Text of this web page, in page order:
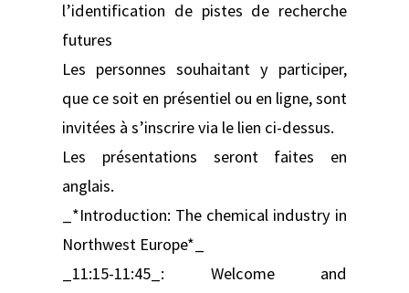
l’identification de pistes de recherche
futures
Les personnes souhaitant y participer,
que ce soit en présentiel ou en ligne, sont
invitées à s’inscrire via le lien ci-dessus.
Les présentations seront faites en
anglais.
_*Introduction: The chemical industry in
Northwest Europe*_
_11:15-11:45_: Welcome and